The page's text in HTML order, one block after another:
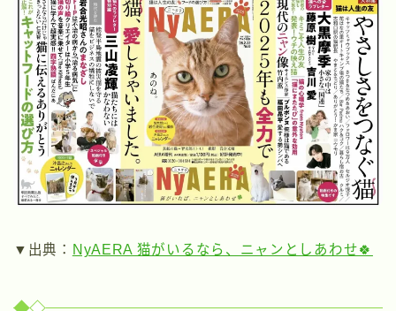
▼出典： NyAERA 猫がいるなら、ニャンとしあわせ🍀